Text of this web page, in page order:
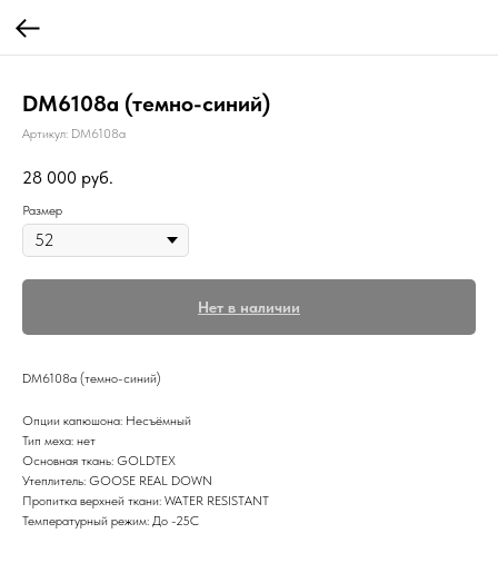
DM6108a (темно-синий)
Артикул: DM6108a
28 000 руб.
Размер
Нет в наличии
DM6108a (темно-синий)
Опции капюшона: Несъёмный
Тип меха: нет
Основная ткань: GOLDTEX
Утеплитель: GOOSE REAL DOWN
Пропитка верхней ткани: WATER RESISTANT
Температурный режим: До -25С